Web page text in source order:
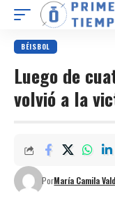
BÉISBOL
Luego de
volvió a la
PorMaría Camila